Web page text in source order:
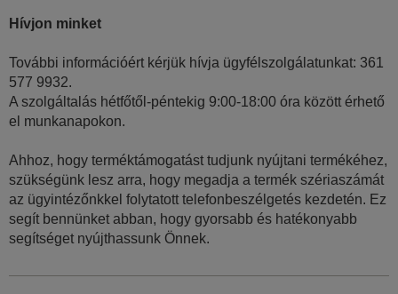
Hívjon minket
További információért kérjük hívja ügyfélszolgálatunkat: 361
577 9932.
A szolgáltalás hétfőtől-péntekig 9:00-18:00 óra között érhető
el munkanapokon.
Ahhoz, hogy terméktámogatást tudjunk nyújtani termékéhez,
szükségünk lesz arra, hogy megadja a termék szériaszámát
az ügyintézőnkkel folytatott telefonbeszélgetés kezdetén. Ez
segít bennünket abban, hogy gyorsabb és hatékonyabb
segítséget nyújthassunk Önnek.